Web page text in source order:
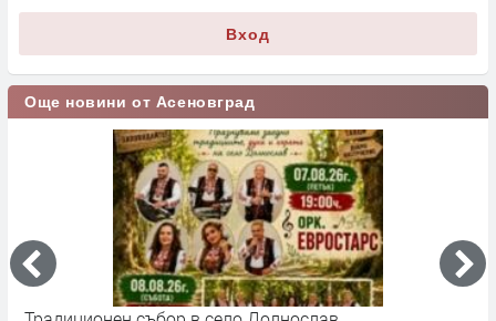
Вход
Още новини от Асеновград